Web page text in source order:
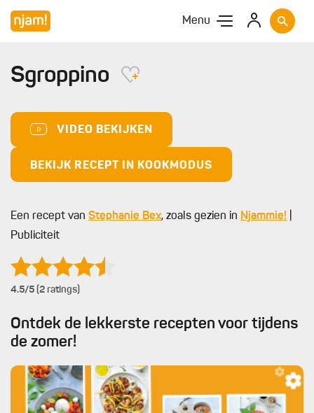
Menu
Sgroppino
VIDEO BEKIJKEN
BEKIJK RECEPT IN KOOKMODUS
Een recept van Stephanie Bex, zoals gezien in Njammie!
Publiciteit
4.5/5 (2 ratings)
Ontdek de lekkerste recepten voor tijdens
de zomer!